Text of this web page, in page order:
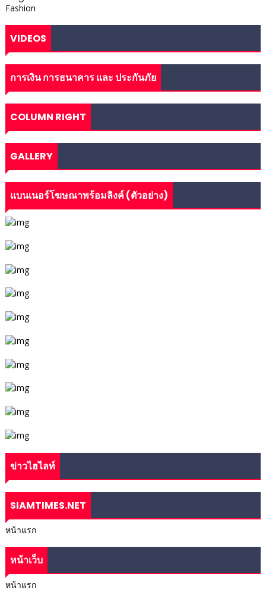
Fashion
VIDEOS
การเงิน การธนาคาร และ ประกันภัย
COLUMN RIGHT
GALLERY
แบนเนอร์โฆษณาพร้อมลิงค์ (ตัวอย่าง)
ข่าวไฮไลท์
SIAMTIMES.NET
หน้าแรก
หน้าเว็บ
หน้าแรก